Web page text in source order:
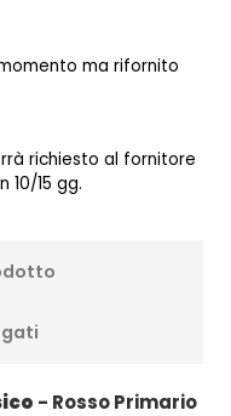
momento ma rifornito
richiesto al fornitore
15 gg.
- Rosso Primario